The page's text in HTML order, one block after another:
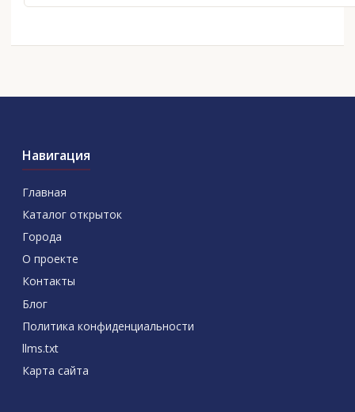
Навигация
Главная
Каталог открыток
Города
О проекте
Контакты
Блог
Политика конфиденциальности
llms.txt
Карта сайта